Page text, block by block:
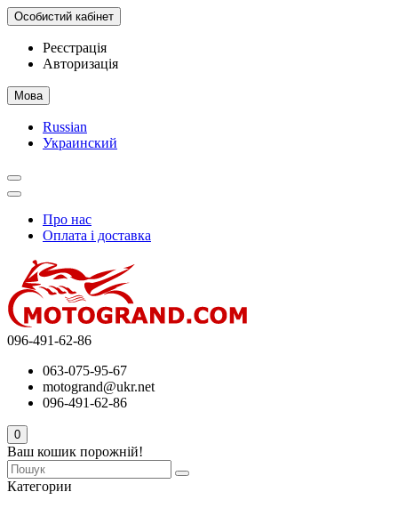
Особистий кабінет
Реєстрація
Авторизація
Мова
Russian
Украинский
Про нас
Оплата і доставка
096-491-62-86
063-075-95-67
motogrand@ukr.net
096-491-62-86
0
Ваш кошик порожній!
Категории